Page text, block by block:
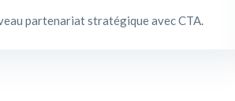
partenariat stratégique avec CTA.